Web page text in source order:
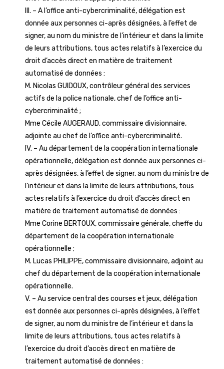
III. – A l’office anti-cybercriminalité, délégation est
donnée aux personnes ci-après désignées, à l’effet de
signer, au nom du ministre de l’intérieur et dans la limite
de leurs attributions, tous actes relatifs à l’exercice du
droit d’accès direct en matière de traitement
automatisé de données :
M. Nicolas GUIDOUX, contrôleur général des services
actifs de la police nationale, chef de l’office anti-
cybercriminalité ;
Mme Cécile AUGERAUD, commissaire divisionnaire,
adjointe au chef de l’office anti-cybercriminalité.
IV. – Au département de la coopération internationale
opérationnelle, délégation est donnée aux personnes ci-
après désignées, à l’effet de signer, au nom du ministre de
l’intérieur et dans la limite de leurs attributions, tous
actes relatifs à l’exercice du droit d’accès direct en
matière de traitement automatisé de données :
Mme Corine BERTOUX, commissaire générale, cheffe du
département de la coopération internationale
opérationnelle ;
M. Lucas PHILIPPE, commissaire divisionnaire, adjoint au
chef du département de la coopération internationale
opérationnelle.
V. – Au service central des courses et jeux, délégation
est donnée aux personnes ci-après désignées, à l’effet
de signer, au nom du ministre de l’intérieur et dans la
limite de leurs attributions, tous actes relatifs à
l’exercice du droit d’accès direct en matière de
traitement automatisé de données :